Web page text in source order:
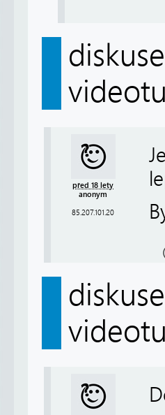
před 18 lety
anonym
85.207.101.20